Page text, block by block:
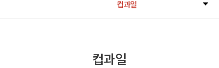
컵과일
컵과일